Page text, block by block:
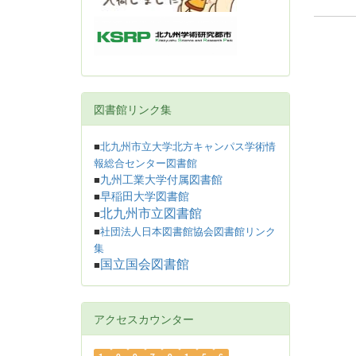
図書館リンク集
■北九州市立大学北方キャンパス学術情
報総合センター図書館
■九州工業大学付属図書館
■早稲田大学図書館
■北九州市立図書館
■社団法人日本図書館協会図書館リンク
集
■ 国立国会図書館
アクセスカウンター